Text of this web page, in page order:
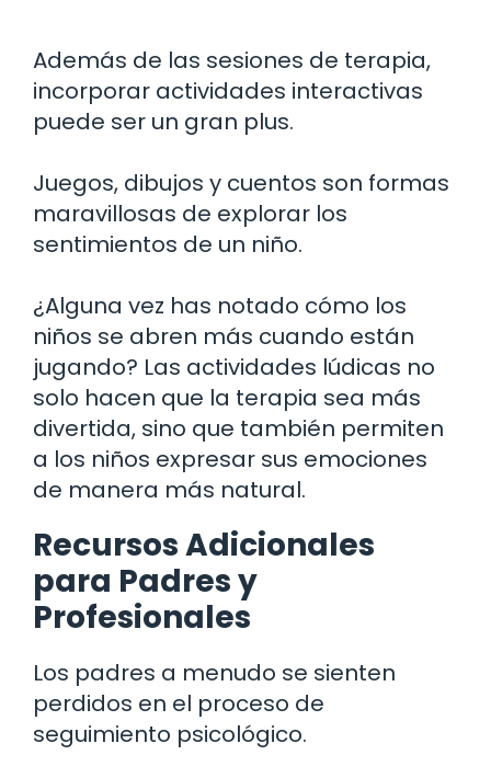
Además de las sesiones de terapia,
incorporar actividades interactivas
puede ser un gran plus.
Juegos, dibujos y cuentos son formas
maravillosas de explorar los
sentimientos de un niño.
¿Alguna vez has notado cómo los
niños se abren más cuando están
jugando? Las actividades lúdicas no
solo hacen que la terapia sea más
divertida, sino que también permiten
a los niños expresar sus emociones
de manera más natural.
Recursos Adicionales
para Padres y
Profesionales
Los padres a menudo se sienten
perdidos en el proceso de
seguimiento psicológico.